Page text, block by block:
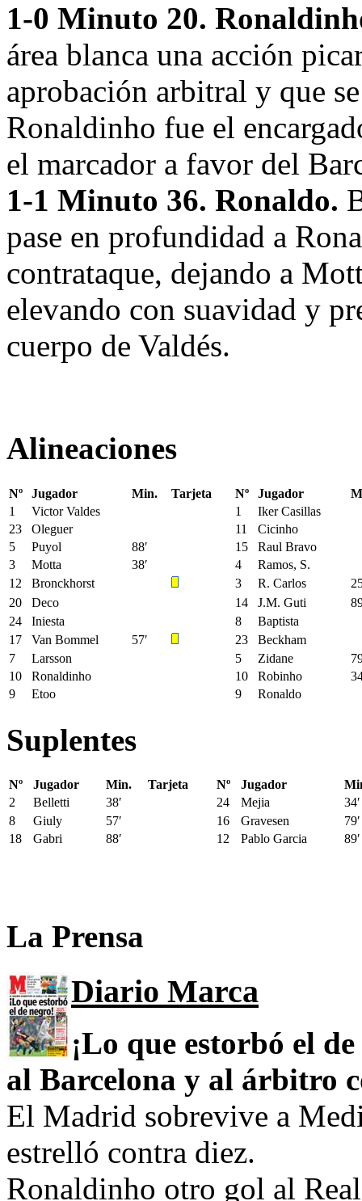
1-0 Minuto 20.
área blanca una acción
aprobación arbitral y que
Ronaldinho fue el
el marcador a favor del
1-1 Minuto 36. Ronaldo.
pase en profundidad a
contrataque, dejando a
elevando con suavidad y
cuerpo de Valdés.
Alineaciones
Nº Jugador Min. Tarjeta Nº Jugador
1
Victor Valdes 1
Iker Casillas
23
Oleguer 11
Cicinho
5
Puyol 88′ 15
Raul Bravo
3
Motta 38′ 4
Ramos, S.
12
Bronckhorst 3 R. Carlos
20
Deco 14 J.M. Guti
24
Iniesta 8
Baptista
17
Van Bommel 57′ 23
Beckham
7
Larsson 5 Zidane
10
Ronaldinho 10 Robinho
9
Etoo 9 Ronaldo
Suplentes
Nº Jugador Min. Tarjeta Nº Jugador
2
Belletti 38′ 24 Mejia
34′
8
Giuly 57′ 16 Gravesen
79′
18
Gabri 88′ 12 Pablo Garcia 89′
La Prensa
Diario Marca
¡Lo que estorbó el
al Barcelona y al árbitro
El Madrid sobrevive a
estrelló contra diez.
Ronaldinho otro gol al